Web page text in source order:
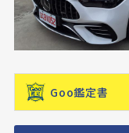
Goo鑑定書